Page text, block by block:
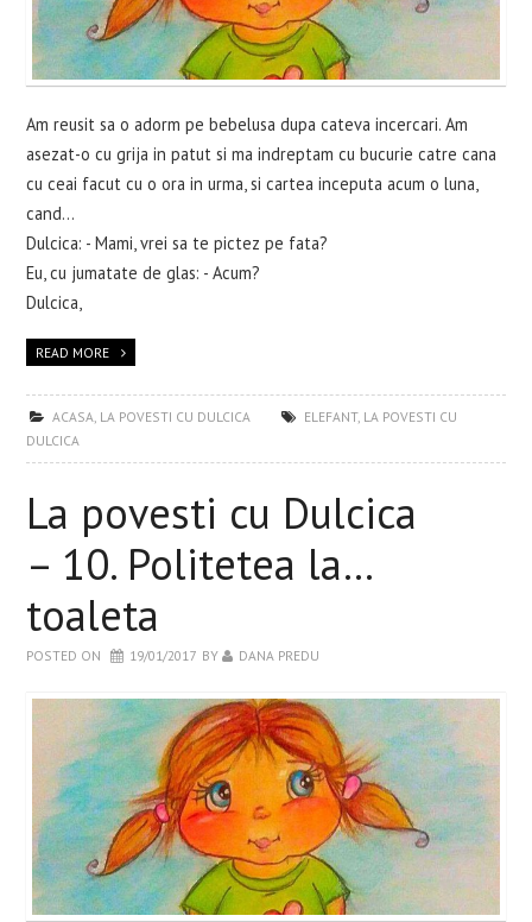
Am reusit sa o adorm pe bebelusa dupa cateva incercari. Am
asezat-o cu grija in patut si ma indreptam cu bucurie catre cana
cu ceai facut cu o ora in urma, si cartea inceputa acum o luna,
cand...
Dulcica: - Mami, vrei sa te pictez pe fata?
Eu, cu jumatate de glas: - Acum?
Dulcica,
READ MORE
ACASA, LA POVESTI CU DULCICA ELEFANT, LA POVESTI CU
DULCICA
La povesti cu Dulcica
– 10. Politetea la…
toaleta
POSTED ON 19/01/2017 BY DANA PREDU